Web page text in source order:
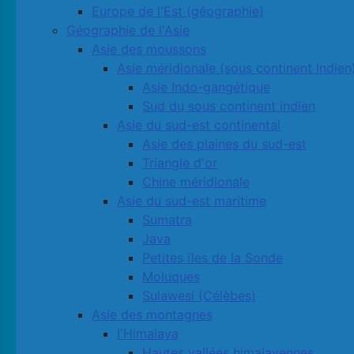
Europe de l'Est (géographie)
Géographie de l'Asie
Asie des moussons
Asie méridionale (sous continent
Asie Indo-gangétique
Sud du sous continent indien
Asie du sud-est continental
Asie des plaines du sud-est
Triangle d'or
Chine méridionale
Asie du sud-est maritime
Sumatra
Java
Petites ïles de la Sonde
Moluques
Sulawesi (Célèbes)
Asie des montagnes
l'Himalaya